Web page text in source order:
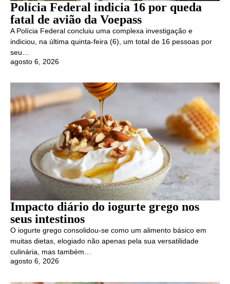
Polícia Federal indicia 16 por queda
fatal de avião da Voepass
A Polícia Federal concluiu uma complexa investigação e
indiciou, na última quinta-feira (6), um total de 16 pessoas por
seu…
agosto 6, 2026
Impacto diário do iogurte grego nos
seus intestinos
O iogurte grego consolidou-se como um alimento básico em
muitas dietas, elogiado não apenas pela sua versatilidade
culinária, mas também…
agosto 6, 2026